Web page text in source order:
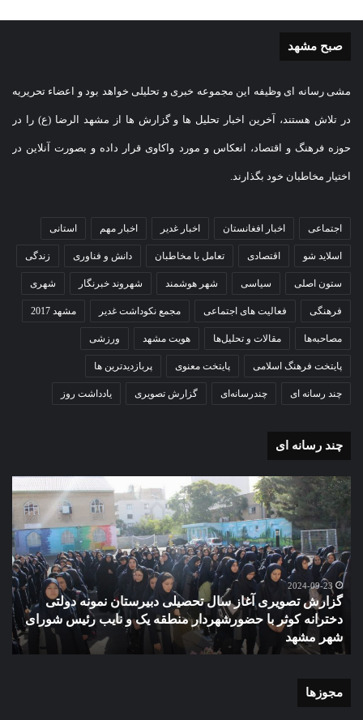
صبح مشهد
مشی رسانه ای وظیفه این مجموعه خبری و تحلیلی خواهد بود و اعضاء تحریریه
در تلاش هستند، آخرین اخبار تحلیل ها و گزارش ها از مشهد الرضا (ع) را در
حوزه فرهنگ و اقتصاد، انعکاس و مورد واکاوی قرار داده و بصورت آنلاین در
اختیار مخاطبان خود بگذارند.
اجتماعی اخبار افغانستان اخبار غدیر اخبار مهم استانی
اسلاید شو اقتصادی تعامل با مخاطبان دانش و فناوری زندگی
ستون اصلی سیاسی شهر هوشمند شهروند خبرنگار شهری
فرهنگی فعالیت های اجتماعی مجمع نکوداشت غدیر مشهد 2017
مصاحبه‌ها مقالات و تحلیل‌ها هویت مشهد ورزشی
پایتخت فرهنگ اسلامی پایتخت معنوی پربازدیدترین ها
چند رسانه ای چندرسانه‌ای گزارش تصویری یادداشت روز
چند رسانه ای
گزارش
تصویری
آغاز
سال
تحصیلی
دبیرستان
نمونه
دولتی
دخترانه
کوثر
با
2024-09-23
گزارش تصویری آغاز سال تحصیلی دبیرستان نمونه دولتی
دخترانه کوثر با حضورشهردار منطقه یک و نایب رئیس شورای
شهر مشهد
مجوزها